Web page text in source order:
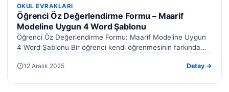
OKUL EVRAKLARI
OKUL EVRAKLARI
Öğrenci Öz Değerlendirme Formu – Maarif
Modeline Uygun 4 Word Şablonu
Öğrenci Öz Değerlendirme Formu: Maarif Modeline Uygun
4 Word Şablonu Bir öğrenci kendi öğrenmesinin farkında
12 Aralık 2025 Detay →